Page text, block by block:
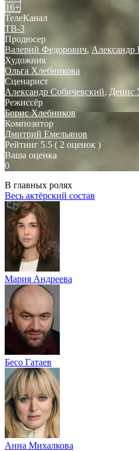
16+
ТелеКанал
ТВ-3
Продюсер
Валерий Федорович, Александр
Художник
Ольга Хлебникова
Сценарист
Александр Собичевский, Денис
Режиссёр
Борис Хлебников
Композитор
Дмитрий Емельянов
Рейтинг 5.5 ( 2 оценок )
Ваша оценка
0
В главных ролях
Весь актёрский состав
Мария Андреева
Бесо Гатаев
Анна Михалкова